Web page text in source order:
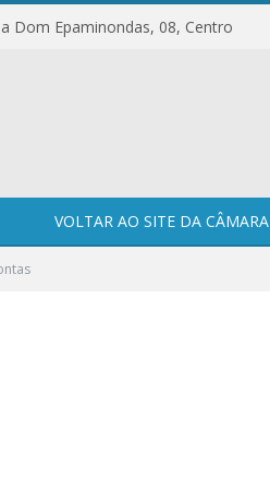
Dom Epaminondas, 08, Centro
VOLTAR AO SITE DA CÂMARA